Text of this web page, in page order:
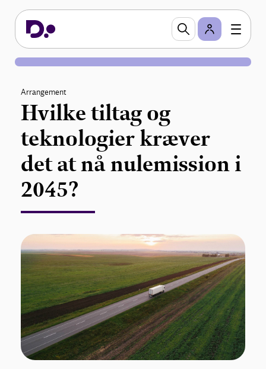
Arrangement
Hvilke tiltag og
teknologier kræver
det at nå nulemission i
2045?